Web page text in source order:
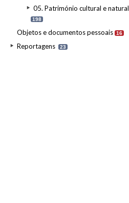
05. Património cultural e natural
198
Objetos e documentos pessoais 16
Reportagens 23